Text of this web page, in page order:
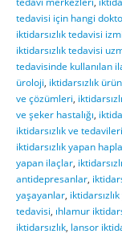
tedavisi için hangi
iktidarsızlık tedavisi
iktidarsızlık tedavisi
tedavisinde kullanılan
üroloji iktidarsızlık
ve çözümleri
ve şeker hastalığı
iktidarsızlık ve tedavileri
iktidarsızlık yapan
yapan ilaçlar
antidepresanlar
yaşayanlar iktidarsızlık
tedavisi ıhlamur
iktidarsızlık lansor